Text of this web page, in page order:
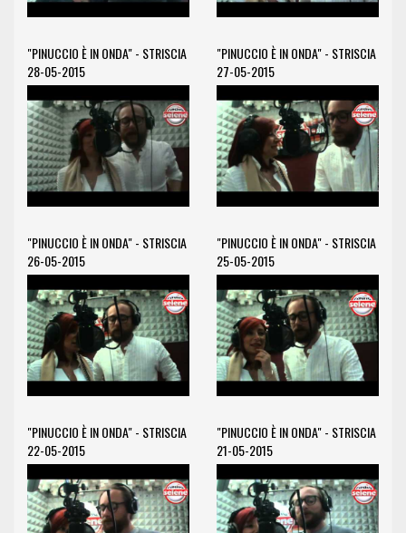
"PINUCCIO È IN ONDA" - STRISCIA
28-05-2015
"PINUCCIO È IN ONDA" - STRISCIA
27-05-2015
"PINUCCIO È IN ONDA" - STRISCIA
26-05-2015
"PINUCCIO È IN ONDA" - STRISCIA
25-05-2015
"PINUCCIO È IN ONDA" - STRISCIA
22-05-2015
"PINUCCIO È IN ONDA" - STRISCIA
21-05-2015